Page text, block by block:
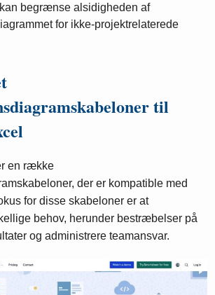
begrænse alsidigheden af
for ikke-projektrelaterede
til
en række
der er kompatible med
for disse skabeloner er at
behov, herunder bestræbelser på
og administrere teamansvar.